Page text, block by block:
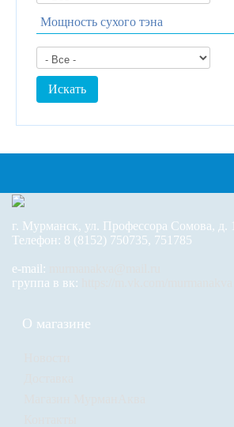
Мощность сухого тэна
г. Мурманск, ул. Профессора Сомова, д.
Телефон: 8 (8152) 750735, 751785
e-mail:
группа в вк:
О магазине